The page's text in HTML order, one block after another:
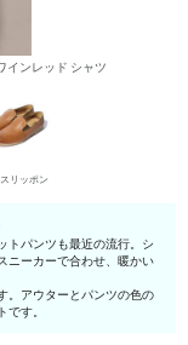
インレッド シャツ
スリッポン
トパンツも最近の流行。シ
ニーカーで合わせ、暖かい
。アウターとパンツの色の
です。